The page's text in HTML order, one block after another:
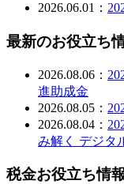
2026.06.01：
最新のお役立ち
2026.08.06：
進助成金
2026.08.05：
2026.08.04：
み解く デジタ
税金お役立ち情